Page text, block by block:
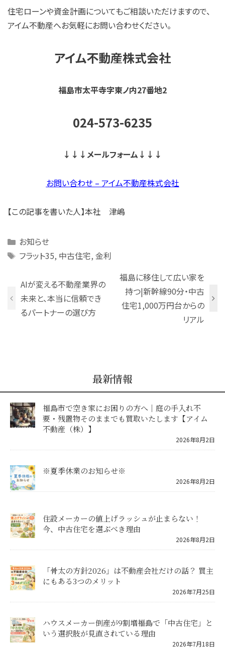
住宅ローンや資金計画についてもご相談いただけますので、
アイム不動産へお気軽にお問い合わせください。
アイム不動産株式会社
福島市太平寺字東ノ内27番地2
024-573-6235
↓↓↓メールフォーム↓↓↓
お問い合わせ – アイム不動産株式会社
【この記事を書いた人】本社 津嶋
Categories
お知らせ
Tags
フラット35, 中古住宅, 金利
AIが変える不動産業界の
未来と、本当に信頼でき
るパートナーの選び方
福島に移住して広い家を
持つ|新幹線90分・中古
住宅1,000万円台からの
リアル
最新情報
福島市で空き家にお困りの方へ｜庭の手入れ不
要・残置物そのままでも買取いたします【アイム
不動産（株）】
2026年8月2日
※夏季休業のお知らせ※
2026年8月2日
住設メーカーの値上げラッシュが止まらない！
今、中古住宅を選ぶべき理由
2026年8月2日
「骨太の方針2026」は不動産会社だけの話？ 買主
にもある3つのメリット
2026年7月25日
ハウスメーカー倒産が9割増――福島で「中古住宅」と
いう選択肢が見直されている理由
2026年7月18日